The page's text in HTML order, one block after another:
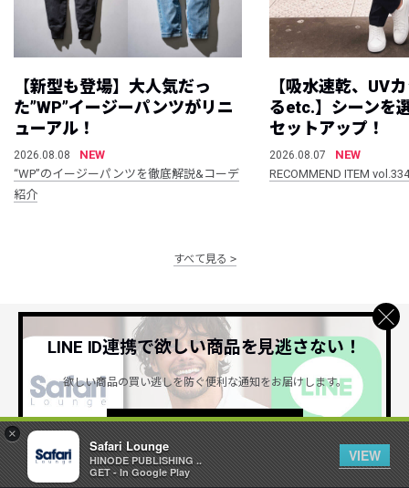
×
Safari Lounge
HINODE PUBLISHING ..
GET - In Google Play
VIEW
【新型も登場】大人気だっ
た”WP”イージーパンツがリニ
ューアル！
2026.08.08
NEW
“WP”のイージーパンツを徹底解説&コーデ
紹介
【吸水速乾、UV
るetc.】シーンを
セットアップ！
2026.08.07
NEW
RECOMMEND ITEM vol.334
すべて見る
公式SNSアカウント
LINE ID連携で欲しい商品を見逃さない！
欲しい商品の買い逃しを防ぐ便利な通知をお届けします。
詳しくはこちら ＞